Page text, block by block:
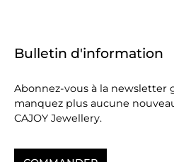
Bulletin d'information
Abonnez-vous à la newsletter
manquez plus aucune
CAJOY Jewellery.